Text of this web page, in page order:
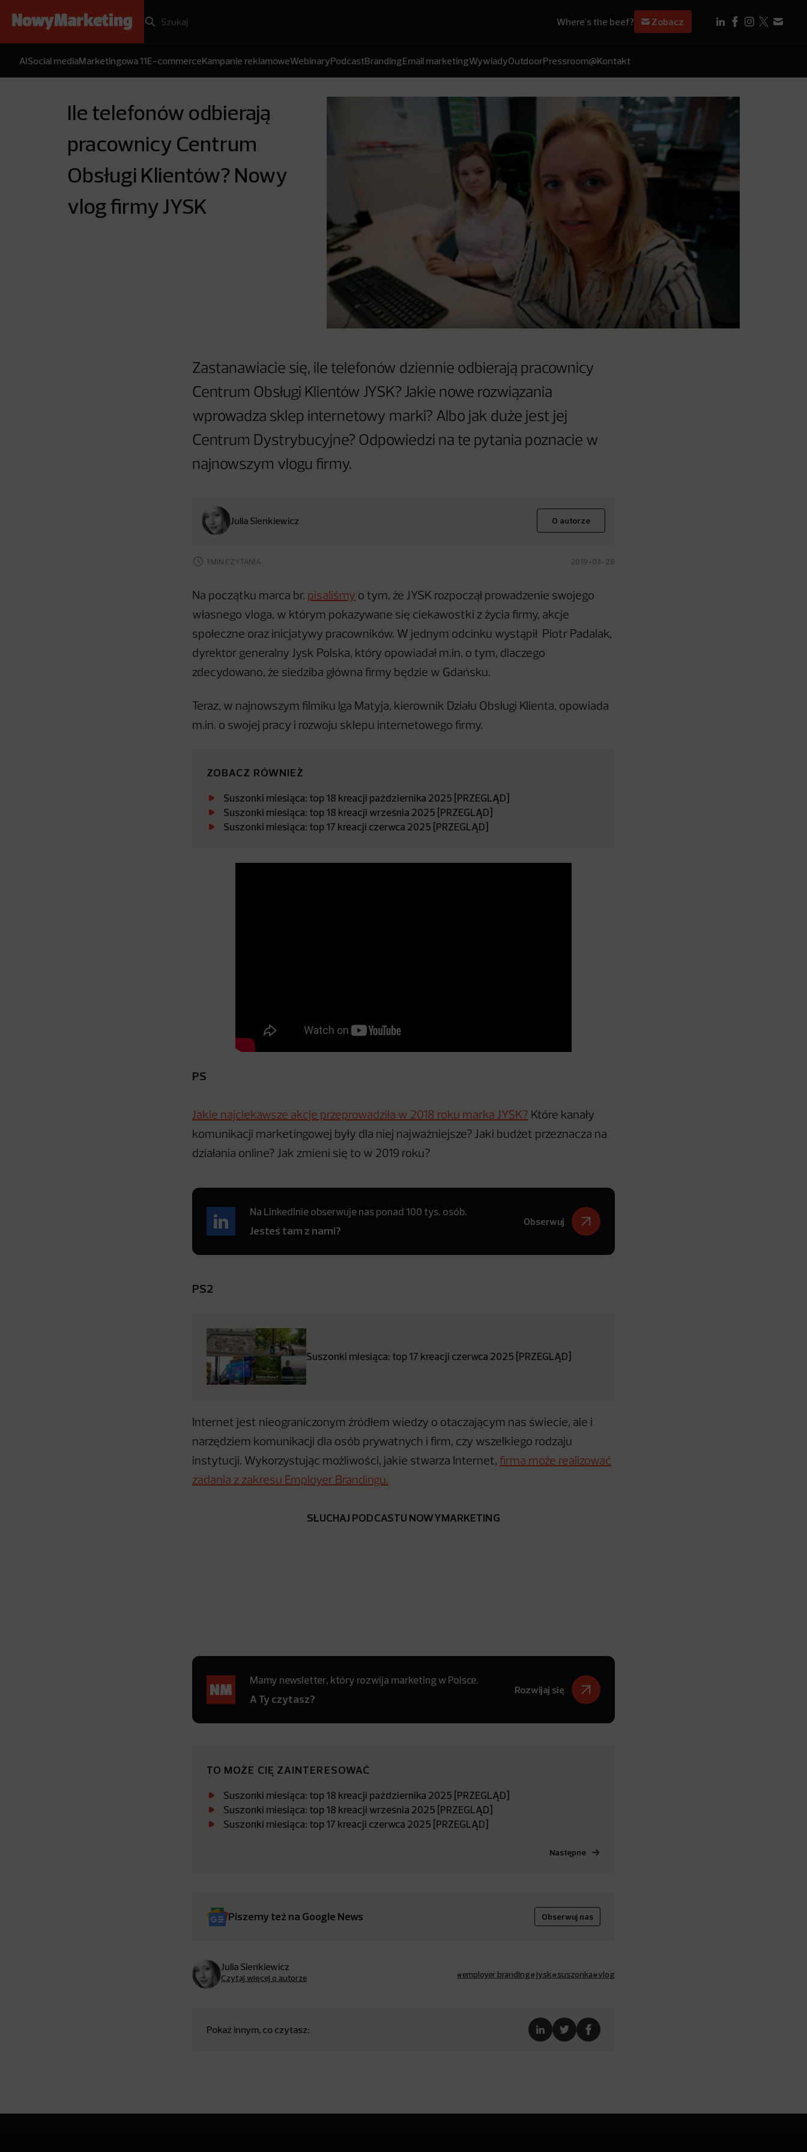
Where's the beef? Zobacz
AISocial mediaMarketingowa 11E-commerceKampanie reklamoweWebinaryPodcastBrandingEmail marketingWywiadyOutdoorPressroom@Kontakt
Ile telefonów odbierają
pracownicy Centrum
Obsługi Klientów? Nowy
vlog firmy JYSK
Zastanawiacie się, ile telefonów dziennie odbierają pracownicy
Centrum Obsługi Klientów JYSK? Jakie nowe rozwiązania
wprowadza sklep internetowy marki? Albo jak duże jest jej
Centrum Dystrybucyjne? Odpowiedzi na te pytania poznacie w
najnowszym vlogu firmy.
Julia Sienkiewicz O autorze
1 MIN CZYTANIA 2019-03-28
Na początku marca br. pisaliśmy o tym, że JYSK rozpoczął prowadzenie swojego
własnego vloga, w którym pokazywane się ciekawostki z życia firmy, akcje
społeczne oraz inicjatywy pracowników. W jednym odcinku wystąpił Piotr Padalak,
dyrektor generalny Jysk Polska, który opowiadał m.in. o tym, dlaczego
zdecydowano, że siedziba główna firmy będzie w Gdańsku.
Teraz, w najnowszym filmiku lga Matyja, kierownik Działu Obsługi Klienta, opowiada
m.in. o swojej pracy i rozwoju sklepu internetowego firmy.
ZOBACZ RÓWNIEŻ
Suszonki miesiąca: top 18 kreacji października 2025 [PRZEGLĄD]
Suszonki miesiąca: top 18 kreacji września 2025 [PRZEGLĄD]
Suszonki miesiąca: top 17 kreacji czerwca 2025 [PRZEGLĄD]
PS
Jakie najciekawsze akcje przeprowadziła w 2018 roku marka JYSK? Które kanały
komunikacji marketingowej były dla niej najważniejsze? Jaki budżet przeznacza na
działania online? Jak zmieni się to w 2019 roku?
Na LinkedInie obserwuje nas ponad 100 tys. osób.
Jesteś tam z nami?
Obserwuj
PS2
Suszonki miesiąca: top 17 kreacji czerwca 2025 [PRZEGLĄD]
Internet jest nieograniczonym źródłem wiedzy o otaczającym nas świecie, ale i
narzędziem komunikacji dla osób prywatnych i firm, czy wszelkiego rodzaju
instytucji. Wykorzystując możliwości, jakie stwarza Internet, firma może realizować
zadania z zakresu Employer Brandingu.
SŁUCHAJ PODCASTU NOWYMARKETING
Mamy newsletter, który rozwija marketing w Polsce.
A Ty czytasz?
Rozwijaj się
TO MOŻE CIĘ ZAINTERESOWAĆ
Suszonki miesiąca: top 18 kreacji października 2025 [PRZEGLĄD]
Suszonki miesiąca: top 18 kreacji września 2025 [PRZEGLĄD]
Suszonki miesiąca: top 17 kreacji czerwca 2025 [PRZEGLĄD]
Następne
Piszemy też na Google News Obserwuj nas
Julia Sienkiewicz
Czytaj więcej o autorze #employer branding#jysk#suszonka#vlog
Pokaż innym, co czytasz: